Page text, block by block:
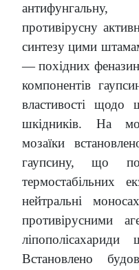
противірусну
синтезу цими
— похідних
компонентів
властивості щодо
шкідників. На
мозаїки
гаупсину, що
термостабільних
нейтральні
противірусними
Встановлено